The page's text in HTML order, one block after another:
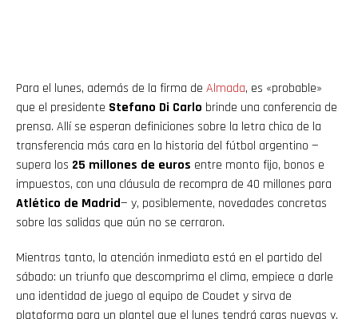
Para el lunes, además de la firma de Almada, es «probable»
que el presidente Stefano Di Carlo brinde una conferencia de
prensa. Allí se esperan definiciones sobre la letra chica de la
transferencia más cara en la historia del fútbol argentino —
supera los 25 millones de euros entre monto fijo, bonos e
impuestos, con una cláusula de recompra de 40 millones para
Atlético de Madrid— y, posiblemente, novedades concretas
sobre las salidas que aún no se cerraron.
Mientras tanto, la atención inmediata está en el partido del
sábado: un triunfo que descomprima el clima, empiece a darle
una identidad de juego al equipo de Coudet y sirva de
plataforma para un plantel que el lunes tendrá caras nuevas y,